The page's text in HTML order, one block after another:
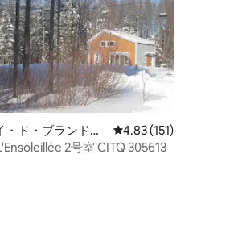
中5つ星の平均評価
・ド・ブランドフ
室
レビュー151件、5つ
4.83 (151)
2号室 CITQ 305613